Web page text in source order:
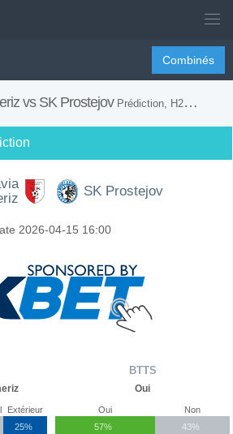
Combinés
vs SK Prostejov Prédiction, H2H, Conseils de Paris et Prévision du Match
SK Prostejov
2026-04-15 16:00
Extérieur
25%
BTTS
Oui
Oui
57%
Non
43%